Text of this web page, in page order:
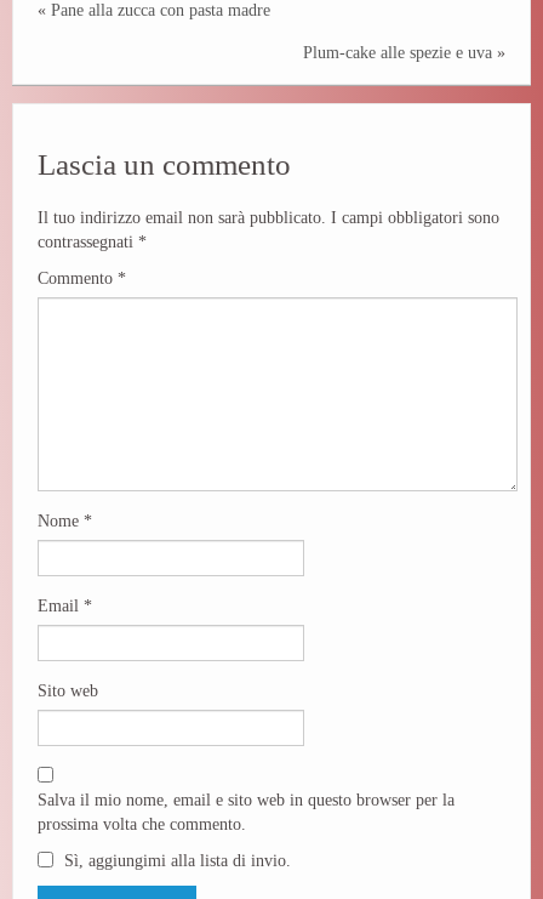
« Pane alla zucca con pasta madre
Plum-cake alle spezie e uva »
Lascia un commento
Il tuo indirizzo email non sarà pubblicato. I campi obbligatori sono
contrassegnati *
Commento *
Nome *
Email *
Sito web
Salva il mio nome, email e sito web in questo browser per la
prossima volta che commento.
Sì, aggiungimi alla lista di invio.